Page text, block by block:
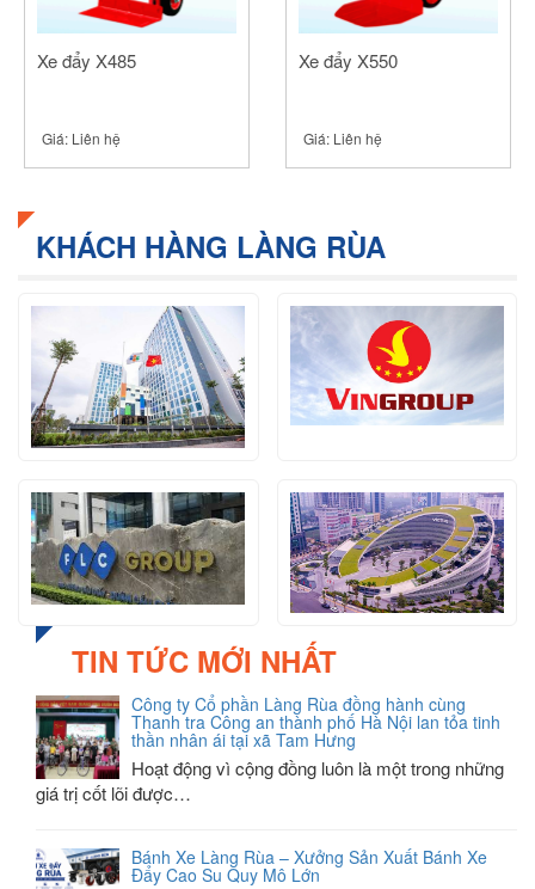
Xe đẩy X485
Giá: Liên hệ
Xe đẩy X550
Giá: Liên hệ
KHÁCH HÀNG LÀNG RÙA
TIN TỨC MỚI NHẤT
Công ty Cổ phần Làng Rùa đồng hành cùng
Thanh tra Công an thành phố Hà Nội lan tỏa tinh
thần nhân ái tại xã Tam Hưng
Hoạt động vì cộng đồng luôn là một trong những
giá trị cốt lõi được…
Bánh Xe Làng Rùa – Xưởng Sản Xuất Bánh Xe
Đẩy Cao Su Quy Mô Lớn